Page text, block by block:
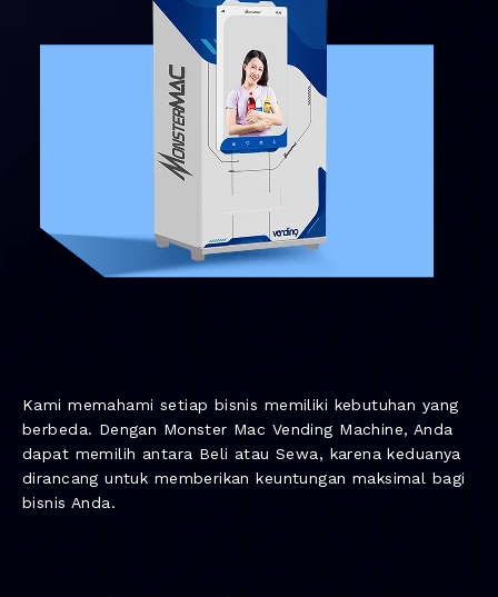
Kami memahami setiap bisnis memiliki kebutuhan yang
berbeda. Dengan Monster Mac Vending Machine, Anda
dapat memilih antara Beli atau Sewa, karena keduanya
dirancang untuk memberikan keuntungan maksimal bagi
bisnis Anda.